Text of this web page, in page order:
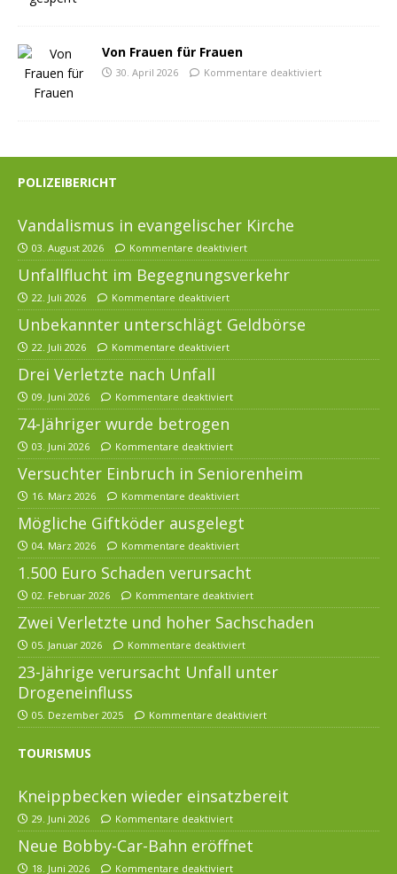
Von Frauen für Frauen
30. April 2026 Kommentare deaktiviert
POLIZEIBERICHT
Vandalismus in evangelischer Kirche
03. August 2026 Kommentare deaktiviert
Unfallflucht im Begegnungsverkehr
22. Juli 2026 Kommentare deaktiviert
Unbekannter unterschlägt Geldbörse
22. Juli 2026 Kommentare deaktiviert
Drei Verletzte nach Unfall
09. Juni 2026 Kommentare deaktiviert
74-Jähriger wurde betrogen
03. Juni 2026 Kommentare deaktiviert
Versuchter Einbruch in Seniorenheim
16. März 2026 Kommentare deaktiviert
Mögliche Giftköder ausgelegt
04. März 2026 Kommentare deaktiviert
1.500 Euro Schaden verursacht
02. Februar 2026 Kommentare deaktiviert
Zwei Verletzte und hoher Sachschaden
05. Januar 2026 Kommentare deaktiviert
23-Jährige verursacht Unfall unter
Drogeneinfluss
05. Dezember 2025 Kommentare deaktiviert
TOURISMUS
Kneippbecken wieder einsatzbereit
29. Juni 2026 Kommentare deaktiviert
Neue Bobby-Car-Bahn eröffnet
18. Juni 2026 Kommentare deaktiviert